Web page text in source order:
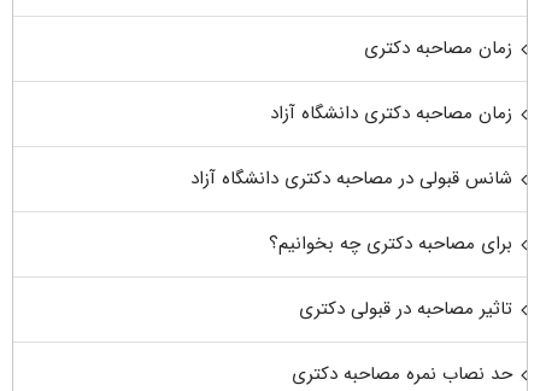
زمان مصاحبه دکتری
زمان مصاحبه دکتری دانشگاه آزاد
شانس قبولی در مصاحبه دکتری دانشگاه آزاد
برای مصاحبه دکتری چه بخوانیم؟
تاثیر مصاحبه در قبولی دکتری
حد نصاب نمره مصاحبه دکتری